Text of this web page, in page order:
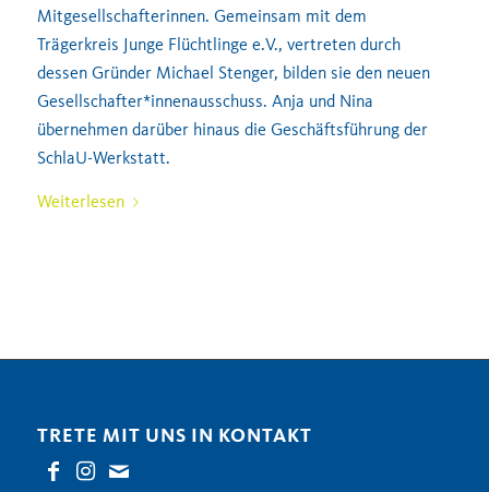
Mitgesellschafterinnen. Gemeinsam mit dem
Trägerkreis Junge Flüchtlinge e.V., vertreten durch
dessen Gründer Michael Stenger, bilden sie den neuen
Gesellschafter*innenausschuss. Anja und Nina
übernehmen darüber hinaus die Geschäftsführung der
SchlaU-Werkstatt.
Weiterlesen
TRETE MIT UNS IN KONTAKT